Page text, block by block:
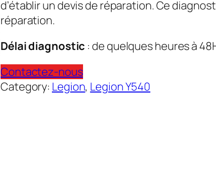
d’établir un devis de réparation. Ce
réparation.
Délai diagnostic : de quelques heures à
Contactez-nous
Category: Legion, Legion Y540